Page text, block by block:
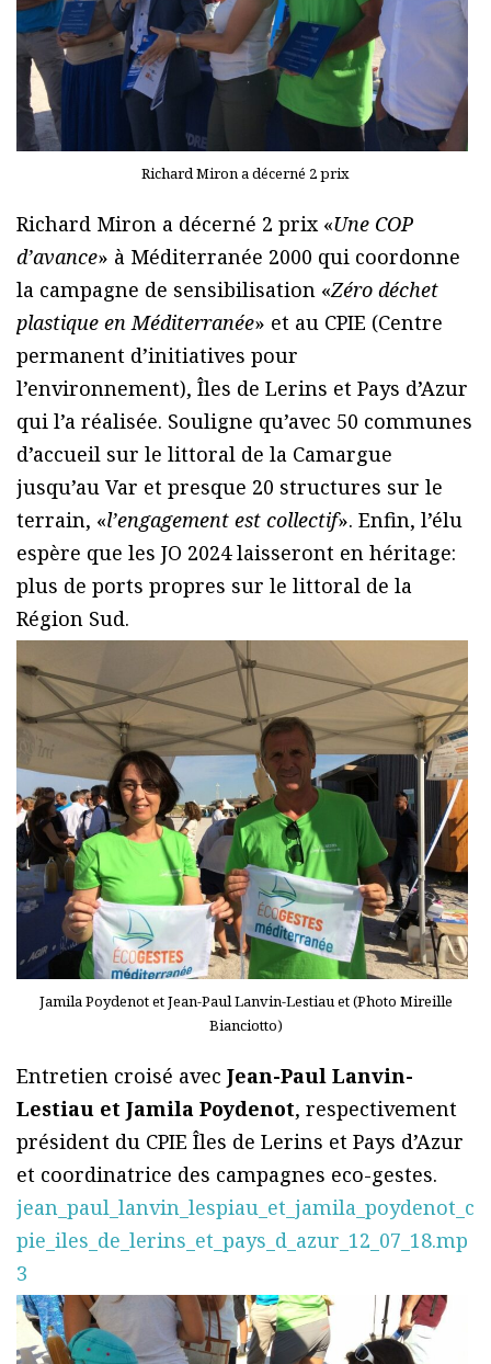
Richard Miron a décerné 2 prix
Richard Miron a décerné 2 prix «Une COP
d’avance» à Méditerranée 2000 qui coordonne
la campagne de sensibilisation «Zéro déchet
plastique en Méditerranée» et au CPIE (Centre
permanent d’initiatives pour
l’environnement), Îles de Lerins et Pays d’Azur
qui l’a réalisée. Souligne qu’avec 50 communes
d’accueil sur le littoral de la Camargue
jusqu’au Var et presque 20 structures sur le
terrain, «l’engagement est collectif». Enfin, l’élu
espère que les JO 2024 laisseront en héritage:
plus de ports propres sur le littoral de la
Région Sud.
Jamila Poydenot et Jean-Paul Lanvin-Lestiau et (Photo Mireille
Bianciotto)
Entretien croisé avec Jean-Paul Lanvin-
Lestiau et Jamila Poydenot, respectivement
président du CPIE Îles de Lerins et Pays d’Azur
et coordinatrice des campagnes eco-gestes.
jean_paul_lanvin_lespiau_et_jamila_poydenot_c
pie_iles_de_lerins_et_pays_d_azur_12_07_18.mp
3